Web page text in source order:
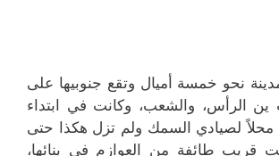
نحو خمسة أميال وتقع جنوبيها على
الرأس، والشعب، وكانت في ابتداء
لصيادي السمك ولم تزل هكذا حتى
طائفة من العوازم في بنائها،